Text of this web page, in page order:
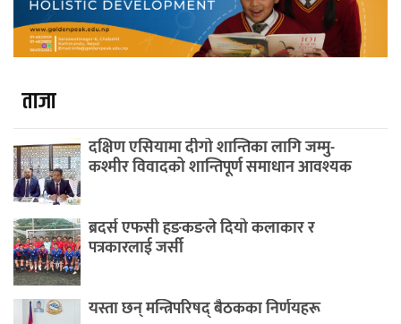
ताजा
दक्षिण एसियामा दीगो शान्तिका लागि जम्मु-
कश्मीर विवादको शान्तिपूर्ण समाधान आवश्यक
ब्रदर्स एफसी हङकङले दियो कलाकार र
पत्रकारलाई जर्सी
यस्ता छन् मन्त्रिपरिषद् बैठकका निर्णयहरू